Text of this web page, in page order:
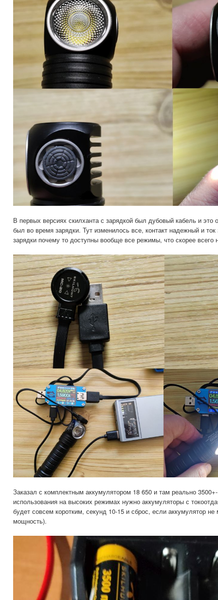
В первых версиях скилханта с зарядкой был дубовый кабель и это
был во время зарядки. Тут изменилось все, контакт надежный и
зарядки почему то доступны вообще все режимы, что скорее всего
Заказал с комплектным аккумулятором 18 650 и там реально
использования на высоких режимах нужно аккумуляторы с
будет совсем коротким, секунд 10-15 и сброс, если аккумулятор
мощность).